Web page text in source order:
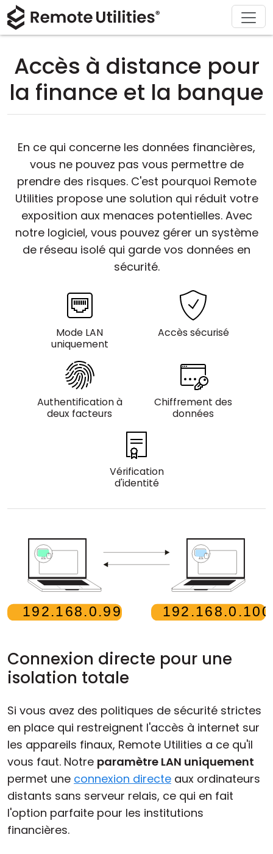
Accès à distance pour
la finance et la banque
En ce qui concerne les données financières,
vous ne pouvez pas vous permettre de
prendre des risques. C'est pourquoi Remote
Utilities propose une solution qui réduit votre
exposition aux menaces potentielles. Avec
notre logiciel, vous pouvez gérer un système
de réseau isolé qui garde vos données en
sécurité.
Mode LAN
uniquement
Accès sécurisé
Authentification à
deux facteurs
Chiffrement des
données
Vérification
d'identité
Connexion directe pour une
isolation totale
Si vous avez des politiques de sécurité strictes
en place qui restreignent l'accès à internet sur
les appareils finaux, Remote Utilities a ce qu'il
vous faut. Notre paramètre LAN uniquement
permet une connexion directe aux ordinateurs
distants sans serveur relais, ce qui en fait
l'option parfaite pour les institutions
financières.
Produit
Sécurité
Modes de connexion
Accès non surveillé
Support d'Active Directory
Configuration MSI
Cloud et sur site
Solutions
Fabrication et vente au détail
Technologie de l'information
Télécharger
macOS
Acheter
Assistant de licence
Support
Documentation
À propos
Salle de presse